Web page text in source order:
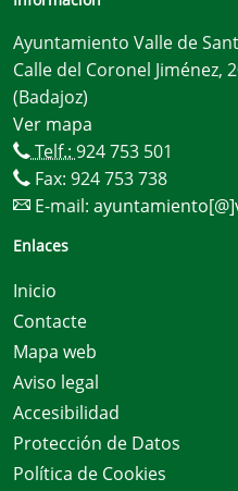
Ayuntamiento Valle de
Calle del Coronel Jiménez,
(Badajoz)
Ver mapa
Telf.: 924 753 501
Fax: 924 753 738
E-mail:
Enlaces
Inicio
Contacte
Mapa web
Aviso legal
Accesibilidad
Protección de Datos
Política de Cookies